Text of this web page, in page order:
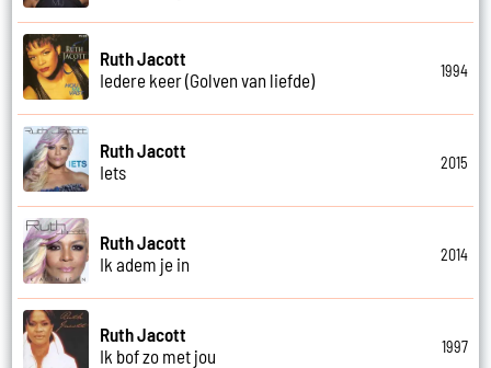
Ruth Jacott
Iedere keer (Golven van liefde)
1994
Ruth Jacott
Iets
2015
Ruth Jacott
Ik adem je in
2014
Ruth Jacott
Ik bof zo met jou
1997